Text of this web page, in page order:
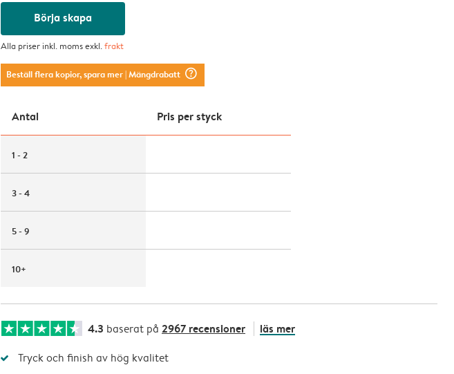
Börja skapa
Alla priser inkl. moms exkl.frakt
Beställ flera kopior, spara mer| Mängdrabatt question_mark_circle
Antal Pris per styck
1 - 2
3 - 4
5 - 9
10+
4.3 baserat på 2967 recensioner läs mer
Tryck och finish av hög kvalitet